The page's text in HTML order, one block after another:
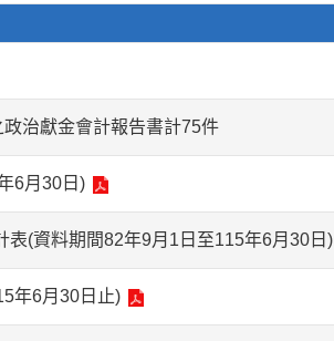
治獻金會計報告書計75件
6月30日)
(資料期間82年9月1日至115年6月30日)
年6月30日止)